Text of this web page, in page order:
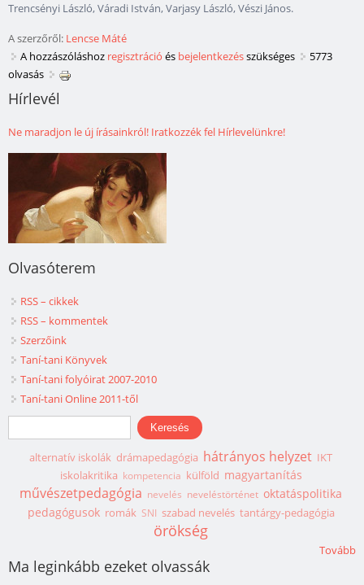
Trencsényi László, Váradi István, Varjasy László, Vészi János.
A szerzőről: Lencse Máté
A hozzászóláshoz regisztráció és bejelentkezésszükséges
5773
olvasás
Hírlevél
Ne maradjon le új írásainkról! Iratkozzék fel Hírlevelünkre!
Olvasóterem
RSS – cikkek
RSS – kommentek
Szerzőink
Taní-tani Könyvek
Taní-tani folyóirat 2007-2010
Taní-tani Online 2011-től
Keresés űrlap
Keresés
alternatív iskolák drámapedagógia hátrányos helyzet IKT
iskolakritika kompetencia külföld magyartanítás
művészetpedagógia nevelés neveléstörténet oktatáspolitika
pedagógusok romák SNI szabad nevelés tantárgy-pedagógia
örökség
Tovább
Ma leginkább ezeket olvassák